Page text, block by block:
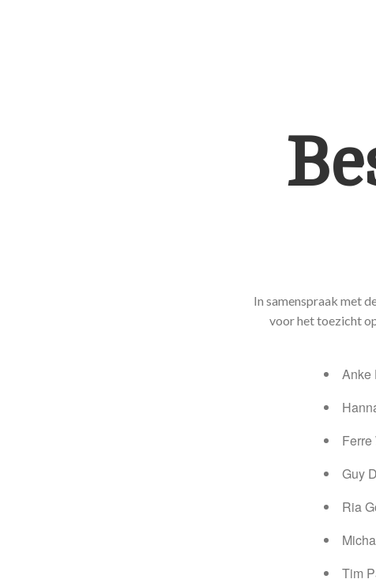
In samenspraak met
voor het toezicht
Anke
Ferre
Guy
Ria
Tim